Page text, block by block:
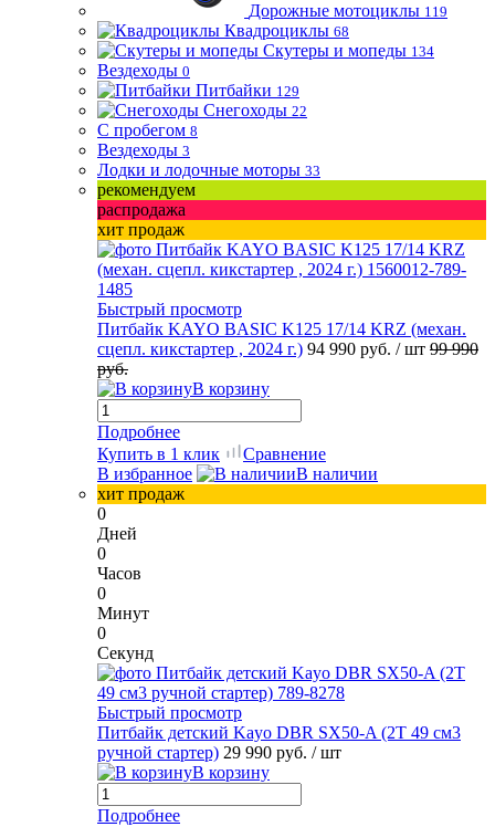
Дорожные мотоциклы 119
Квадроциклы 68
Скутеры и мопеды 134
Вездеходы 0
Питбайки 129
Снегоходы 22
С пробегом 8
Вездеходы 3
Лодки и лодочные моторы 33
рекомендуем
распродажа
хит продаж
Быстрый просмотр
Питбайк KAYO BASIC K125 17/14 KRZ (механ.
сцепл. кикстартер , 2024 г.) 94 990 руб. / шт 99 990
руб.
В корзину
Подробнее
Купить в 1 клик
Сравнение
В избранное
В наличии
хит продаж
0
Дней
0
Часов
0
Минут
0
Секунд
Быстрый просмотр
Питбайк детский Kayo DBR SX50-A (2T 49 см3
ручной стартер) 29 990 руб. / шт
В корзину
Подробнее